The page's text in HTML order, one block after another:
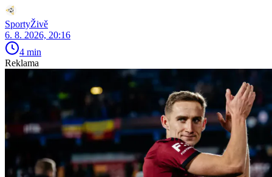
SportyŽivě
6. 8. 2026, 20:16
4 min
Reklama